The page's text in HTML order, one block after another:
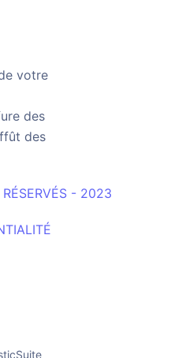
votre
des
des
- 2023